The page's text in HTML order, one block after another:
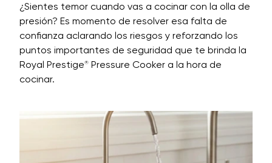
¿Sientes temor cuando vas a cocinar con la olla de
presión? Es momento de resolver esa falta de
confianza aclarando los riesgos y reforzando los
puntos importantes de seguridad que te brinda la
Royal Prestige® Pressure Cooker a la hora de
cocinar.